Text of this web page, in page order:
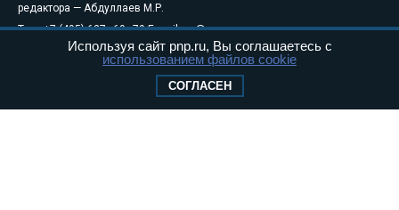
редактора — Абдуллаев М.Р.
Тел.: +7 (495) 637–69–79 E-mail:pg@pnp.ru
«Парламентская газета» - официальное еженедельное издание
Федерального Собрания РФ. Издается с 1997 года. Учредители
газеты - Государственная Дума и Совет Федерации РФ. Официальный
Используя сайт pnp.ru, Вы соглашаетесь с
использованием файлов cookie
СОГЛАСЕН